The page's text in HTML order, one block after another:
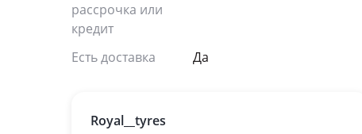
рассрочка или
кредит
Есть доставка Да
Royal__tyres